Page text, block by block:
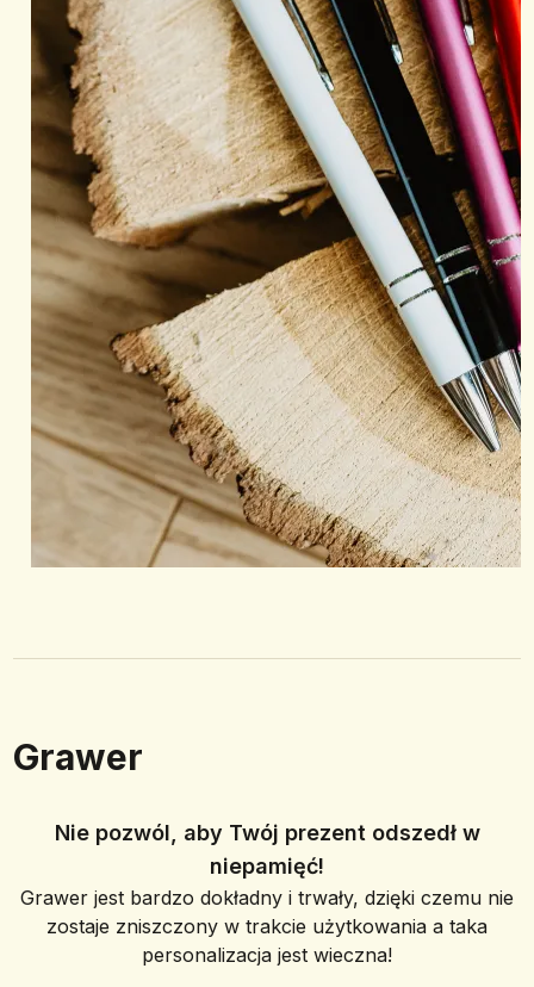
Grawer
Nie pozwól, aby Twój prezent odszedł w
niepamięć!
Grawer jest bardzo dokładny i trwały, dzięki czemu nie
zostaje zniszczony w trakcie użytkowania a taka
personalizacja jest wieczna!